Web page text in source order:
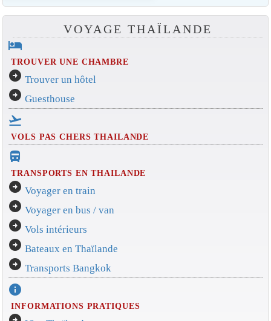
VOYAGE THAÏLANDE
hotel
TROUVER UNE CHAMBRE
arrow_circle_right Trouver un hôtel
arrow_circle_right Guesthouse
flight_takeoff
VOLS PAS CHERS THAILANDE
directions_bus_filled
TRANSPORTS EN THAILANDE
arrow_circle_right Voyager en train
arrow_circle_right Voyager en bus / van
arrow_circle_right Vols intérieurs
arrow_circle_right Bateaux en Thaïlande
arrow_circle_right Transports Bangkok
info
INFORMATIONS PRATIQUES